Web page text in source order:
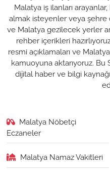
Malatya iş ilanları
almak isteyenler veya şehre
ve Malatya gezilecek yerler
rehber içerikleri
resmi açıklamaları ve
kamuoyuna aktarıyoruz.
dijital haber ve bilgi
Malatya Nöbetçi
Eczaneler
Malatya Namaz Vakitleri